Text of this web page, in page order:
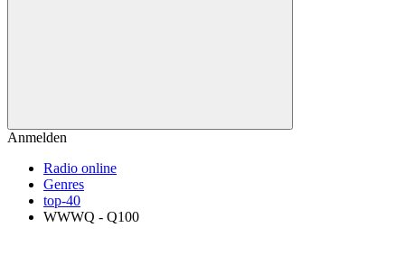
Anmelden
Radio online
Genres
top-40
WWWQ - Q100